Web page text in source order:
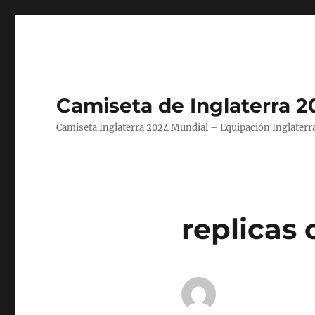
Camiseta de Inglaterra
Camiseta Inglaterra 2024 Mundial – Equipación
replicas